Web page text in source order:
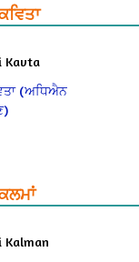
(ਅਧਿਐਨ